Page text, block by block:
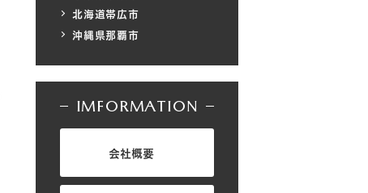
北海道帯広市
沖縄県那覇市
IMFORMATION
会社概要